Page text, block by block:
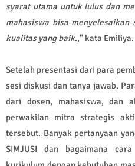
syarat utama untuk lulus dan
mahasiswa bisa
kualitas yang baik.," kata Emiliya.
Setelah presentasi dari para
sesi diskusi dan tanya jawab.
dari dosen, mahasiswa, dan
perwakilan mitra strategis
tersebut. Banyak pertanyaan
SIMJUSI dan bagaimana